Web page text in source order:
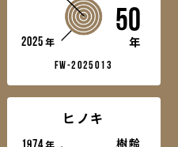
2025年
50
年
fw-2025013
ヒノキ
1974
樹齢